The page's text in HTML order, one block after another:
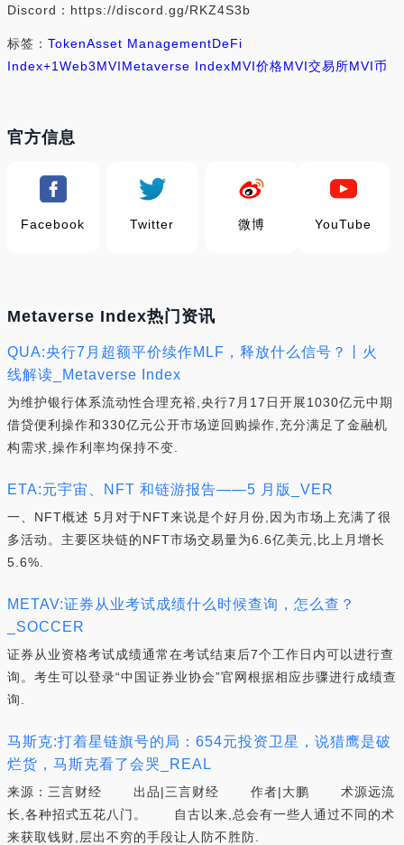
Discord：https://discord.gg/RKZ4S3b
标签： TokenAsset ManagementDeFi
Index+1 Web3MVIMetaverse IndexMVI价格MVI交易所MVI币
官方信息
Facebook Twitter 微博 YouTube
Metaverse Index热门资讯
QUA:央行7月超额平价续作MLF，释放什么信号？丨火
线解读_Metaverse Index
为维护银行体系流动性合理充裕,央行7月17日开展1030亿元中期
借贷便利操作和330亿元公开市场逆回购操作,充分满足了金融机
构需求,操作利率均保持不变.
ETA:元宇宙、NFT 和链游报告——5 月版_VER
一、NFT概述 5月对于NFT来说是个好月份,因为市场上充满了很
多活动。主要区块链的NFT市场交易量为6.6亿美元,比上月增长
5.6%.
METAV:证券从业考试成绩什么时候查询，怎么查？
_SOCCER
证券从业资格考试成绩通常在考试结束后7个工作日内可以进行查
询。考生可以登录“中国证券业协会”官网根据相应步骤进行成绩查
询.
马斯克:打着星链旗号的局：654元投资卫星，说猎鹰是破
烂货，马斯克看了会哭_REAL
来源：三言财经 出品|三言财经 作者|大鹏 术源远流
长,各种招式五花八门。 自古以来,总会有一些人通过不同的术
来获取钱财,层出不穷的手段让人防不胜防.